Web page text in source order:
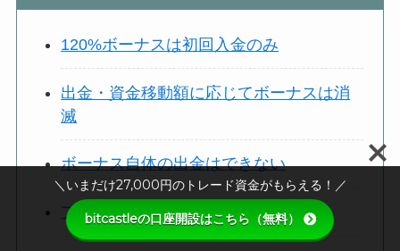
120%ボーナスは初回入金のみ
出金・資金移動額に応じてボーナスは消
滅
ボーナス自体の出金はできない
プレミアム口座は対象外
＼いまだけ27,000円のトレード資金がもらえる！／
bitcastleの口座開設はこちら（無料）